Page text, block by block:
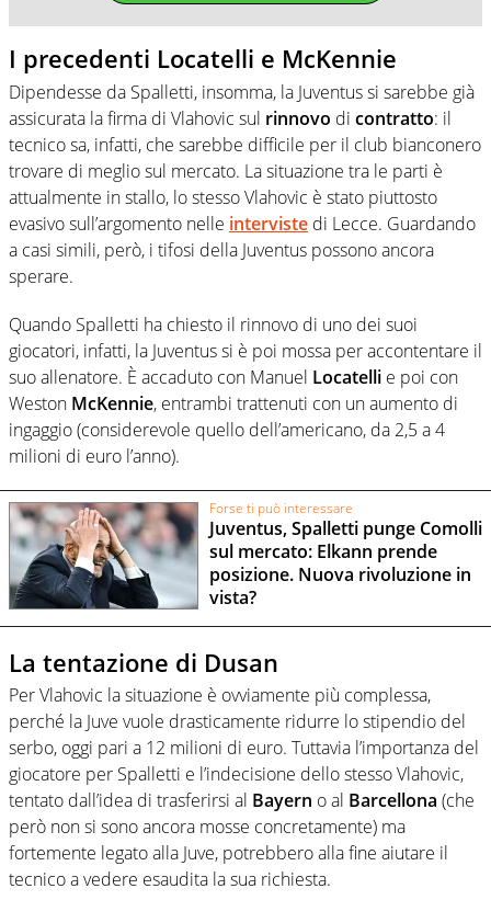
I precedenti Locatelli e McKennie
Dipendesse da Spalletti, insomma, la Juventus si sarebbe già
assicurata la firma di Vlahovic sul rinnovo di contratto: il
tecnico sa, infatti, che sarebbe difficile per il club bianconero
trovare di meglio sul mercato. La situazione tra le parti è
attualmente in stallo, lo stesso Vlahovic è stato piuttosto
evasivo sull’argomento nelle interviste di Lecce. Guardando
a casi simili, però, i tifosi della Juventus possono ancora
sperare.
Quando Spalletti ha chiesto il rinnovo di uno dei suoi
giocatori, infatti, la Juventus si è poi mossa per accontentare il
suo allenatore. È accaduto con Manuel Locatelli e poi con
Weston McKennie, entrambi trattenuti con un aumento di
ingaggio (considerevole quello dell’americano, da 2,5 a 4
milioni di euro l’anno).
Forse ti può interessare
Juventus, Spalletti punge Comolli
sul mercato: Elkann prende
posizione. Nuova rivoluzione in
vista?
La tentazione di Dusan
Per Vlahovic la situazione è ovviamente più complessa,
perché la Juve vuole drasticamente ridurre lo stipendio del
serbo, oggi pari a 12 milioni di euro. Tuttavia l’importanza del
giocatore per Spalletti e l’indecisione dello stesso Vlahovic,
tentato dall’idea di trasferirsi al Bayern o al Barcellona (che
però non si sono ancora mosse concretamente) ma
fortemente legato alla Juve, potrebbero alla fine aiutare il
tecnico a vedere esaudita la sua richiesta.